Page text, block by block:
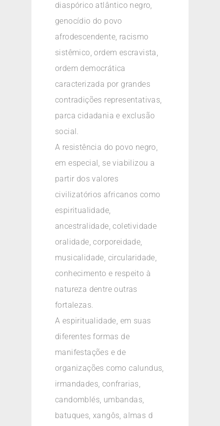
diaspórico atlântico negro,
genocídio do povo
afrodescendente, racismo
sistêmico, ordem escravista,
ordem democrática
caracterizada por grandes
contradições representativas,
parca cidadania e exclusão
social.
A resistência do povo negro,
em especial, se viabilizou a
partir dos valores
civilizatórios africanos como
espiritualidade,
ancestralidade, coletividade
oralidade, corporeidade,
musicalidade, circularidade,
conhecimento e respeito à
natureza dentre outras
fortalezas.
A espiritualidade, em suas
diferentes formas de
manifestações e de
organizações como calundus,
irmandades, confrarias,
candomblés, umbandas,
batuques, xangôs, almas d